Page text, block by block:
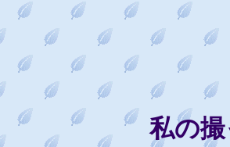
私の